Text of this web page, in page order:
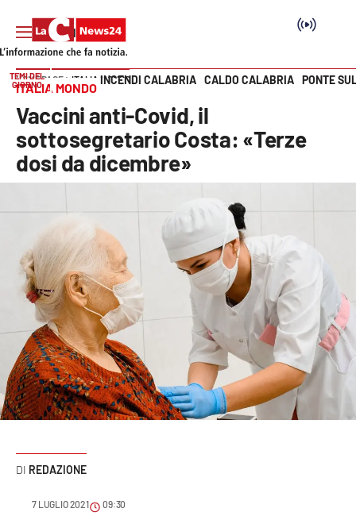
SEZIONI
Cronaca
Attualità
Economia e lavoro
Italia Mondo
Sanità
Sport
Vai
TEMI DEL
GIORNO
INCENDI CALABRIA CALDO CALABRIA PONTE
HOME PAGE ITALIA MONDO
ITALIA MONDO
Vaccini anti-Covid, il
sottosegretario Costa: «Terze
dosi da dicembre»
REDAZIONE
7 LUGLIO 2021 09:30